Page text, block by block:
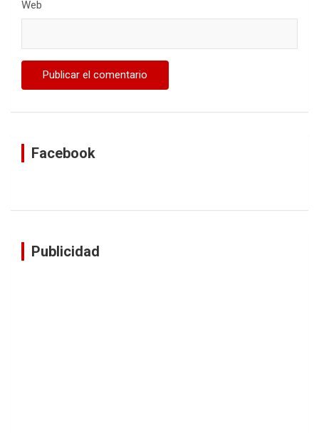
Web
Facebook
Publicidad